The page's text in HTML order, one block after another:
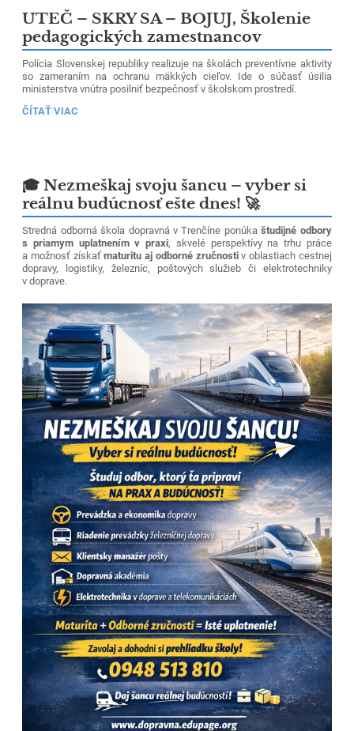
UTEČ – SKRY SA – BOJUJ, Školenie
pedagogických zamestnancov
Polícia Slovenskej republiky realizuje na školách preventívne aktivity
so zameraním na ochranu mäkkých cieľov. Ide o súčasť úsilia
ministerstva vnútra posilniť bezpečnosť v školskom prostredí.
UTEČ
ŠKOLENIE
PEDAGOGICKÝCH
ZAMESTNANCOV:
ČÍTAŤ VIAC
🎓 Nezmeškaj svoju šancu – vyber si
reálnu budúcnosť ešte dnes! 🚀
Stredná odborná škola dopravná v Trenčíne ponúkaštudijné odbory
s priamym uplatnením v praxi, skvelé perspektívy na trhu práce
a možnosť získaťmaturitu aj odborné zručnostiv oblastiach cestnej
dopravy, logistiky, železníc, poštových služieb či elektrotechniky
v doprave.